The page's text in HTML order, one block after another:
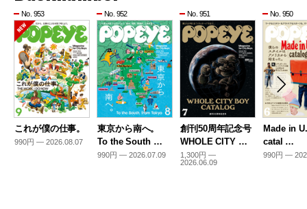
No. 953
これが僕の仕事。
990円 — 2026.08.07
No. 952
東京から南へ。
To the South …
990円 — 2026.07.09
No. 951
創刊50周年記念号
WHOLE CITY …
1,300円 —
2026.06.09
No. 950
Made in
catal …
990円 —